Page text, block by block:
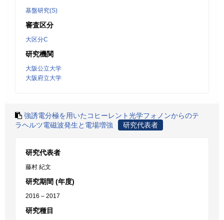
基盤研究(S)
審査区分
大区分C
研究機関
大阪公立大学
大阪府立大学
強誘電分極を用いたコヒーレント光学フォノンからのテ
ラヘルツ電磁波発生と電場増強
研究代表者
研究代表者
藤村 紀文
研究期間 (年度)
2016 – 2017
研究種目